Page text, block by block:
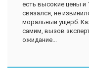
есть высокие цены и
связался, не
моральный ущерб.
самим, вызов
ожидание...